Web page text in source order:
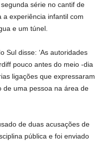
série no cantif de
experiência infantil com
e um túnel.
Sul disse: ‘As autoridades
pouco antes do meio -dia
ligações que expressaram
de uma pessoa na área de
de duas acusações de
pública e foi enviado